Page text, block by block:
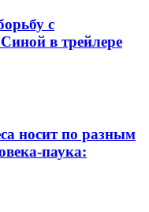
с
в трейлере
носит по разным
паука: